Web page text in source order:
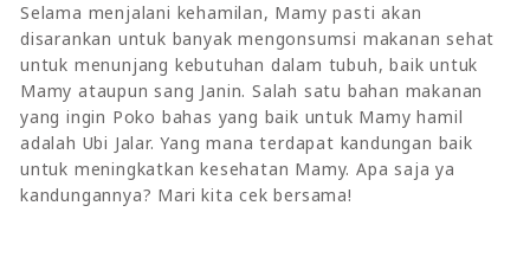
Selama menjalani kehamilan, Mamy pasti akan
disarankan untuk banyak mengonsumsi makanan sehat
untuk menunjang kebutuhan dalam tubuh, baik untuk
Mamy ataupun sang Janin. Salah satu bahan makanan
yang ingin Poko bahas yang baik untuk Mamy hamil
adalah Ubi Jalar. Yang mana terdapat kandungan baik
untuk meningkatkan kesehatan Mamy. Apa saja ya
kandungannya? Mari kita cek bersama!